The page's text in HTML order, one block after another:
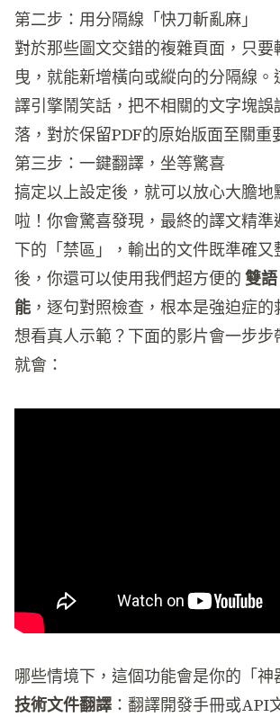
第二步：用分隔線「快刀斬亂麻」
對於那些圖文交錯的複雜頁面，只要
曳，就能新增橫向或縱向的分隔線。
譯引擎鬧笑話，把不相關的文字塊誤
落，對於保留PDF的原始版面至關重
第三步：一鍵翻譯，坐等驚喜
搞定以上設定後，就可以放心大膽地
啦！你會驚喜發現，最終的譯文精準
下的「禁區」，輸出的文件既準確
後，你還可以使用我們超方便的 雙
能 ，逐句對照檢查，根本是強迫症的
想看真人示範？下面的影片會一步步
就會：
哪些情境下，這個功能會是你的「神
技術文件翻譯 ：翻譯開發手冊或API